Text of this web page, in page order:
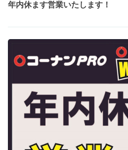
年内休ます営業いたします！